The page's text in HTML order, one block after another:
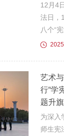
展演等
体会到
法的威
宪法与
12月4
法日，
八个“
贯彻落
维护宪
法精神
主题，
周系列
采用“
艺术
行“学
题升
为深入
师生宪